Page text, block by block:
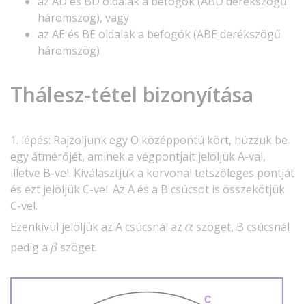
háromszög), vagy
az AE és BE oldalak a befogók (ABE derékszögű
háromszög)
Thálesz-tétel bizonyítása
1. lépés: Rajzoljunk egy O középpontú kört, húzzuk be
egy átmérőjét, aminek a végpontjait jelöljük A-val,
illetve B-vel. Kiválasztjuk a körvonal tetszőleges pontját
és ezt jelöljük C-vel. Az A és a B csúcsot is összekötjük
C-vel.
Ezenkívül jelöljük az A csúcsnál az 𝛼 szöget, B csúcsnál
pedig a 𝛽 szöget.